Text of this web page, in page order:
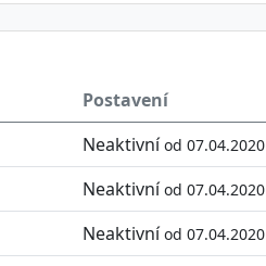
Postavení
Neaktivníod 07.04.2020
Neaktivníod 07.04.2020
Neaktivníod 07.04.2020